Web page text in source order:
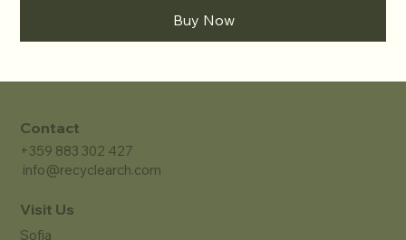
Buy Now
Contact
+359 883 302 427
info@recyclearch.com
Visit Us
Sofia